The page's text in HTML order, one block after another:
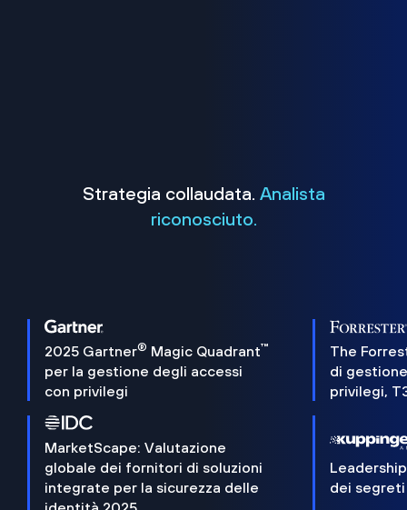
Strategia collaudata. Analista
riconosciuto.
2025 Gartner® Magic Quadrant™
per la gestione degli accessi
con privilegi
The
di
privilegi,
MarketScape: Valutazione
globale dei fornitori di soluzioni
integrate per la sicurezza delle
dei segreti